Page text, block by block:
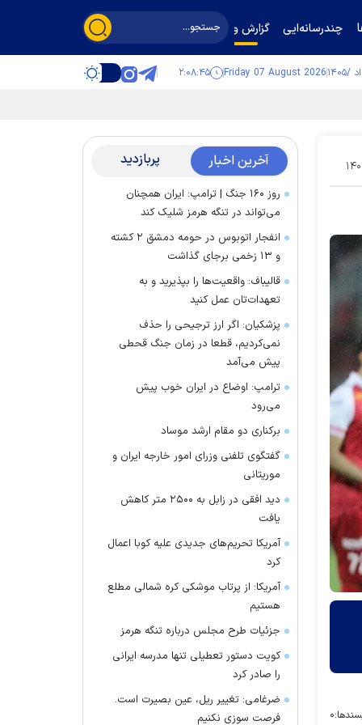
چندرسانه‌ایی گزارش و گفت‌وگو
Friday 07 August 2026 ۲:۰۸:۴۶
۱۶
۰
آخرین اخبار پربازدید
روز ۱۶۰ جنگ | ترامپ: ایران همچنان
می‌تواند در تنگه هرمز شلیک کند
انفجار اتوبوس در حومه دمشق ۲ کشته
و ۱۳ زخمی برجای گذاشت
قالیباف: واقعیت‌ها را بپذیرید و به
تعهدات‌تان عمل کنید
پزشکیان: اگر ارز ترجیحی را حذف
نمی‌کردیم، قطعا در زمان جنگ قحطی
پیش می‌آمد
ترامپ: اوضاع در ایران خوب پیش
می‌رود
برکناری دو مقام ارشد موساد
گفتگوی تلفنی وزرای امور خارجه ایران و
موریتانی
دید افقی در زابل به ۲۵۰۰ متر کاهش
یافت
آمریکا تحریم‌های جدیدی علیه کوبا اعمال
کرد
آمریکا: از پرتاب موشکی کره شمالی مطلع
هستیم
جزئیات طرح مجلس درباره تنگه هرمز
کویت دستور تعطیلی تنها مدرسه ایرانی
را صادر کرد
ضرغامی: تغییر ریل، عین بصیرت است.
فرصت سوزی نکنیم